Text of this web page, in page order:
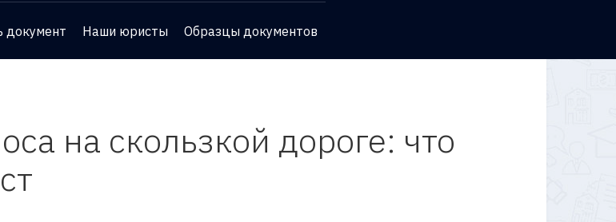
консультации
документ Наши юристы Образцы документов
на скользкой дороге: что